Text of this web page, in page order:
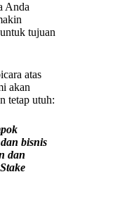
Anda
tujuan
atas
akan
tetap utuh:
bisnis
dan